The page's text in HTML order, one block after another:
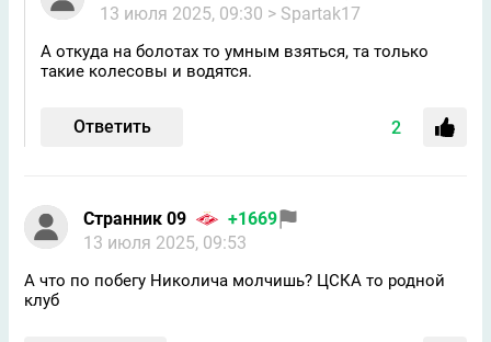
13 июля 2025, 09:30 > Spartak17
А откуда на болотах то умным взяться, та только
такие колесовы и водятся.
Ответить 2
Странник 09
+1669
13 июля 2025, 09:53
А что по побегу Николича молчишь? ЦСКА то родной
клуб